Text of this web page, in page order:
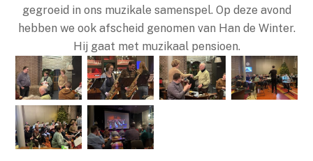
gegroeid in ons muzikale samenspel. Op deze avond
hebben we ook afscheid genomen van Han de Winter.
Hij gaat met muzikaal pensioen.